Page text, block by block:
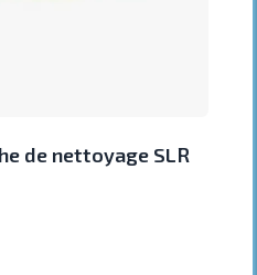
de nettoyage SLR